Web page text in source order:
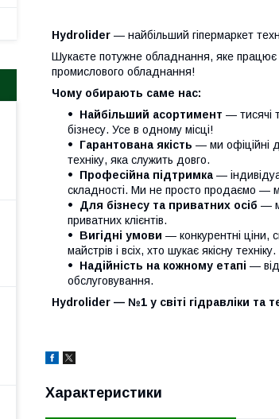
Hydrolider — найбільший гіпермаркет
Шукаєте потужне обладнання, яке
промислового обладнання!
Чому обирають саме нас:
Найбільший асортимент — тисячі
бізнесу. Усе в одному місці!
Гарантована якість — ми офіційні
техніку, яка служить довго.
Професійна підтримка —
складності. Ми не просто продаємо —
Для бізнесу та приватних осіб —
приватних клієнтів.
Вигідні умови — конкурентні ціни,
майстрів і всіх, хто шукає якісну техніку.
Надійність на кожному етапі —
обслуговування.
Hydrolider — №1 у світі гідравліки та
Характеристики